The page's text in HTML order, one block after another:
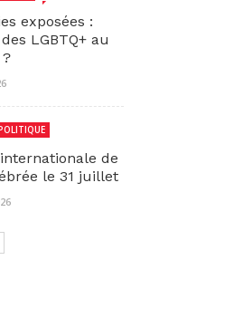
exposées :
LGBTQ+ au
de
le 31 juillet